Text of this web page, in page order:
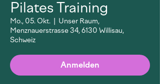
Pilates Training
Mo., 05. Okt.
Unser Raum,
Menznauerstrasse 34, 6130 Willisau,
Schweiz
Anmelden